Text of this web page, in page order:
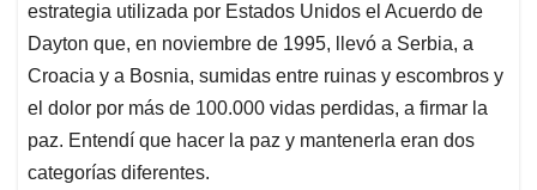
estrategia utilizada por Estados Unidos el Acuerdo de
Dayton que, en noviembre de 1995, llevó a Serbia, a
Croacia y a Bosnia, sumidas entre ruinas y escombros y
el dolor por más de 100.000 vidas perdidas, a firmar la
paz. Entendí que hacer la paz y mantenerla eran dos
categorías diferentes.